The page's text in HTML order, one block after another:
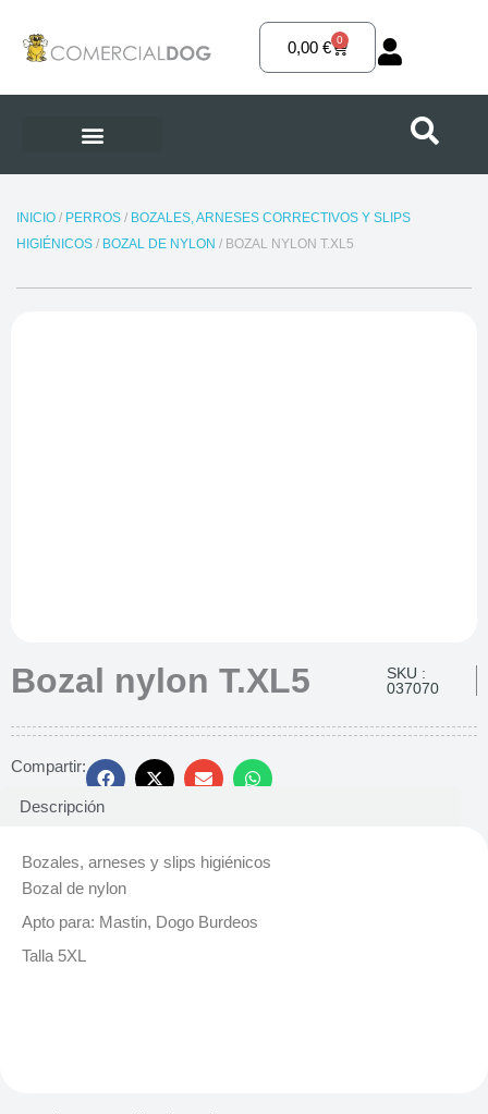
contenido
0,00€ 0
Carrito
INICIO/ PERROS/ BOZALES, ARNESES CORRECTIVOS Y SLIPS
HIGIÉNICOS/ BOZAL DE NYLON / BOZAL NYLON T.XL5
Bozal nylon T.XL5
SKU :
037070
Compartir:
Descripción
Bozales, arneses y slips higiénicos
Bozal de nylon
Apto para: Mastin, Dogo Burdeos
Talla 5XL